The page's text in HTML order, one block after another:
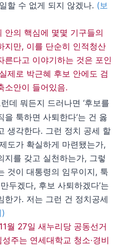
할 수 없게 되지 않겠나. (보
안의 핵심에 몇몇 기구들의
지만, 이를 단순히 인적청산
른다고 이야기하는 것은 포인
제로 박근혜 후보 안에도 검
소안이 들어있음.
데 뭐든지 드러나면 ‘후보를
을 툭하면 사퇴한다‘는 건 옳
생각한다. 그런 정치 공세 할
도가 확실하게 마련됐는가,
지를 갖고 실천하는가, 그렇
것이 대통령의 임무이지, 툭
두겠다, 후보 사퇴하겠다’는
한가. 저는 그런 건 정치공세
)
월 27일 새누리당 공동선거
주는 연세대학교 청소·경비